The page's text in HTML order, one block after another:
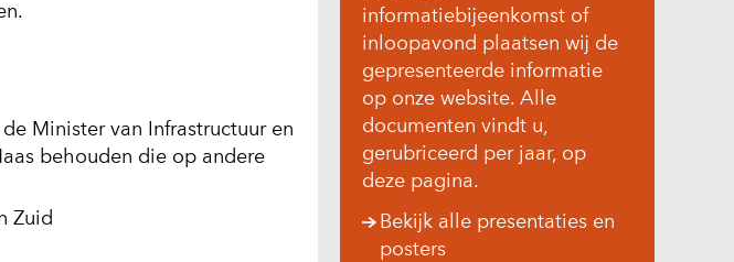
Minister van Infrastructuur en
behouden die op andere
Zuid
informatiebijeenkomst of
inloopavond plaatsen wij de
gepresenteerde informatie
op onze website. Alle
documenten vindt u,
gerubriceerd per jaar, op
deze pagina.
Bekijk alle presentaties en
posters